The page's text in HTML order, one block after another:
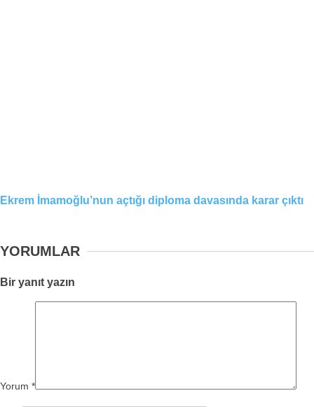
Ekrem İmamoğlu’nun açtığı diploma davasında karar çıktı
YORUMLAR
Bir yanıt yazın
Yorum *